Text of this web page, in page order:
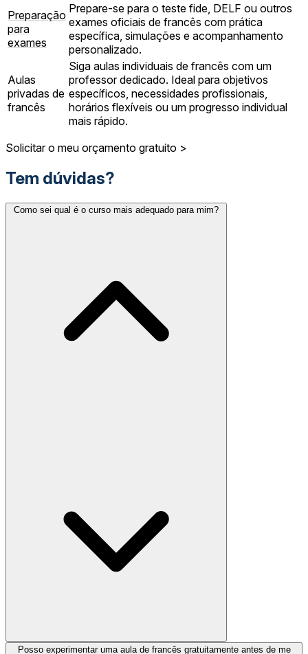
Preparação
para
exames
Prepare-se para o teste fide, DELF ou outros
exames oficiais de francês com prática
específica, simulações e acompanhamento
personalizado.
Aulas
privadas de
francês
Siga aulas individuais de francês com um
professor dedicado. Ideal para objetivos
específicos, necessidades profissionais,
horários flexíveis ou um progresso individual
mais rápido.
Solicitar o meu orçamento gratuito >
Tem dúvidas?
Como sei qual é o curso mais adequado para mim?
Posso experimentar uma aula de francês gratuitamente antes de me